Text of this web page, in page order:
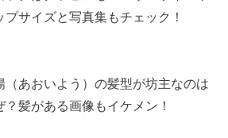
いた雰囲気の俳優が実はよく食べ
に残りやすいです。さらにバレエ経
上品さや姿勢の美しさが強まり、そ
プサイズと写真集もチェック！
（あおいよう）の髪型が坊主なのは
？髪がある画像もイケメン！